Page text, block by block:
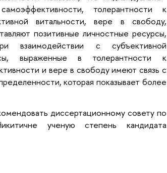
толерантности к
витальности, вере в свободу,
позитивные личностные ресурсы,
взаимодействии с субъективной
выраженные в толерантности к
и вере в свободу имеют связь с
которая показывает более
диссертационному совету по
ученую степень кандидата